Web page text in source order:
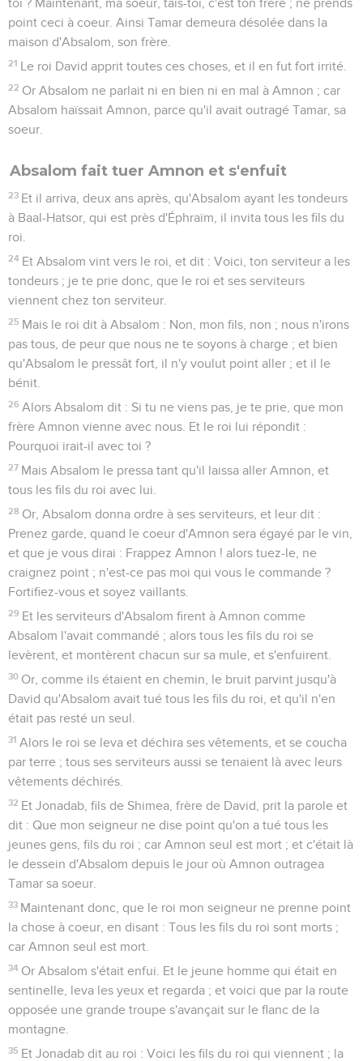
toi ? Maintenant, ma soeur, tais-toi, c'est ton frère ; ne prends
point ceci à coeur. Ainsi Tamar demeura désolée dans la
maison d'Absalom, son frère.
21 Le roi David apprit toutes ces choses, et il en fut fort irrité.
22 Or Absalom ne parlait ni en bien ni en mal à Amnon ; car
Absalom haïssait Amnon, parce qu'il avait outragé Tamar, sa
soeur.
Absalom fait tuer Amnon et s'enfuit
23 Et il arriva, deux ans après, qu'Absalom ayant les tondeurs
à Baal-Hatsor, qui est près d'Éphraïm, il invita tous les fils du
roi.
24 Et Absalom vint vers le roi, et dit : Voici, ton serviteur a les
tondeurs ; je te prie donc, que le roi et ses serviteurs
viennent chez ton serviteur.
25 Mais le roi dit à Absalom : Non, mon fils, non ; nous n'irons
pas tous, de peur que nous ne te soyons à charge ; et bien
qu'Absalom le pressât fort, il n'y voulut point aller ; et il le
bénit.
26 Alors Absalom dit : Si tu ne viens pas, je te prie, que mon
frère Amnon vienne avec nous. Et le roi lui répondit :
Pourquoi irait-il avec toi ?
27 Mais Absalom le pressa tant qu'il laissa aller Amnon, et
tous les fils du roi avec lui.
28 Or, Absalom donna ordre à ses serviteurs, et leur dit :
Prenez garde, quand le coeur d'Amnon sera égayé par le vin,
et que je vous dirai : Frappez Amnon ! alors tuez-le, ne
craignez point ; n'est-ce pas moi qui vous le commande ?
Fortifiez-vous et soyez vaillants.
29 Et les serviteurs d'Absalom firent à Amnon comme
Absalom l'avait commandé ; alors tous les fils du roi se
levèrent, et montèrent chacun sur sa mule, et s'enfuirent.
30 Or, comme ils étaient en chemin, le bruit parvint jusqu'à
David qu'Absalom avait tué tous les fils du roi, et qu'il n'en
était pas resté un seul.
31 Alors le roi se leva et déchira ses vêtements, et se coucha
par terre ; tous ses serviteurs aussi se tenaient là avec leurs
vêtements déchirés.
32 Et Jonadab, fils de Shimea, frère de David, prit la parole et
dit : Que mon seigneur ne dise point qu'on a tué tous les
jeunes gens, fils du roi ; car Amnon seul est mort ; et c'était là
le dessein d'Absalom depuis le jour où Amnon outragea
Tamar sa soeur.
33 Maintenant donc, que le roi mon seigneur ne prenne point
la chose à coeur, en disant : Tous les fils du roi sont morts ;
car Amnon seul est mort.
34 Or Absalom s'était enfui. Et le jeune homme qui était en
sentinelle, leva les yeux et regarda ; et voici que par la route
opposée une grande troupe s'avançait sur le flanc de la
montagne.
35 Et Jonadab dit au roi : Voici les fils du roi qui viennent ; la